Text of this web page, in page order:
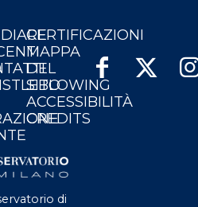
CERTIFICAZIONI
MAPPA
DEL
SITO
ACCESSIBILITÀ
CREDITS
di